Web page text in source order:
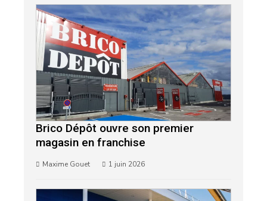
Brico Dépôt ouvre son premier
magasin en franchise
Maxime Gouet 1 juin 2026